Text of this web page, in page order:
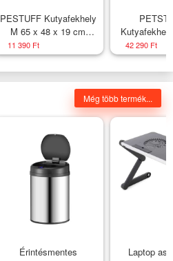
PESTUFF Kutyafekhely
M 65 x 48 x 19 cm
szürke
11 390 Ft
szürke 106
42 290 Ft
Még több termék...
Érintésmentes
Laptop